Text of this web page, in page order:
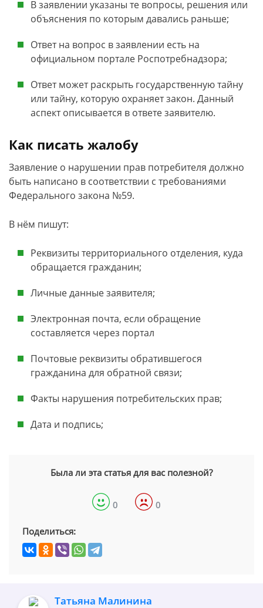
В заявлении указаны те вопросы, решения или
объяснения по которым давались раньше;
Ответ на вопрос в заявлении есть на
официальном портале Роспотребнадзора;
Ответ может раскрыть государственную тайну
или тайну, которую охраняет закон. Данный
аспект описывается в ответе заявителю.
Как писать жалобу
Заявление о нарушении прав потребителя должно
быть написано в соответствии с требованиями
Федерального закона №59.
В нём пишут:
Реквизиты территориального отделения, куда
обращается гражданин;
Личные данные заявителя;
Электронная почта, если обращение
составляется через портал
Почтовые реквизиты обратившегося
гражданина для обратной связи;
Факты нарушения потребительских прав;
Дата и подпись;
Была ли эта статья для вас полезной?
0 0
Поделиться:
Татьяна Малинина